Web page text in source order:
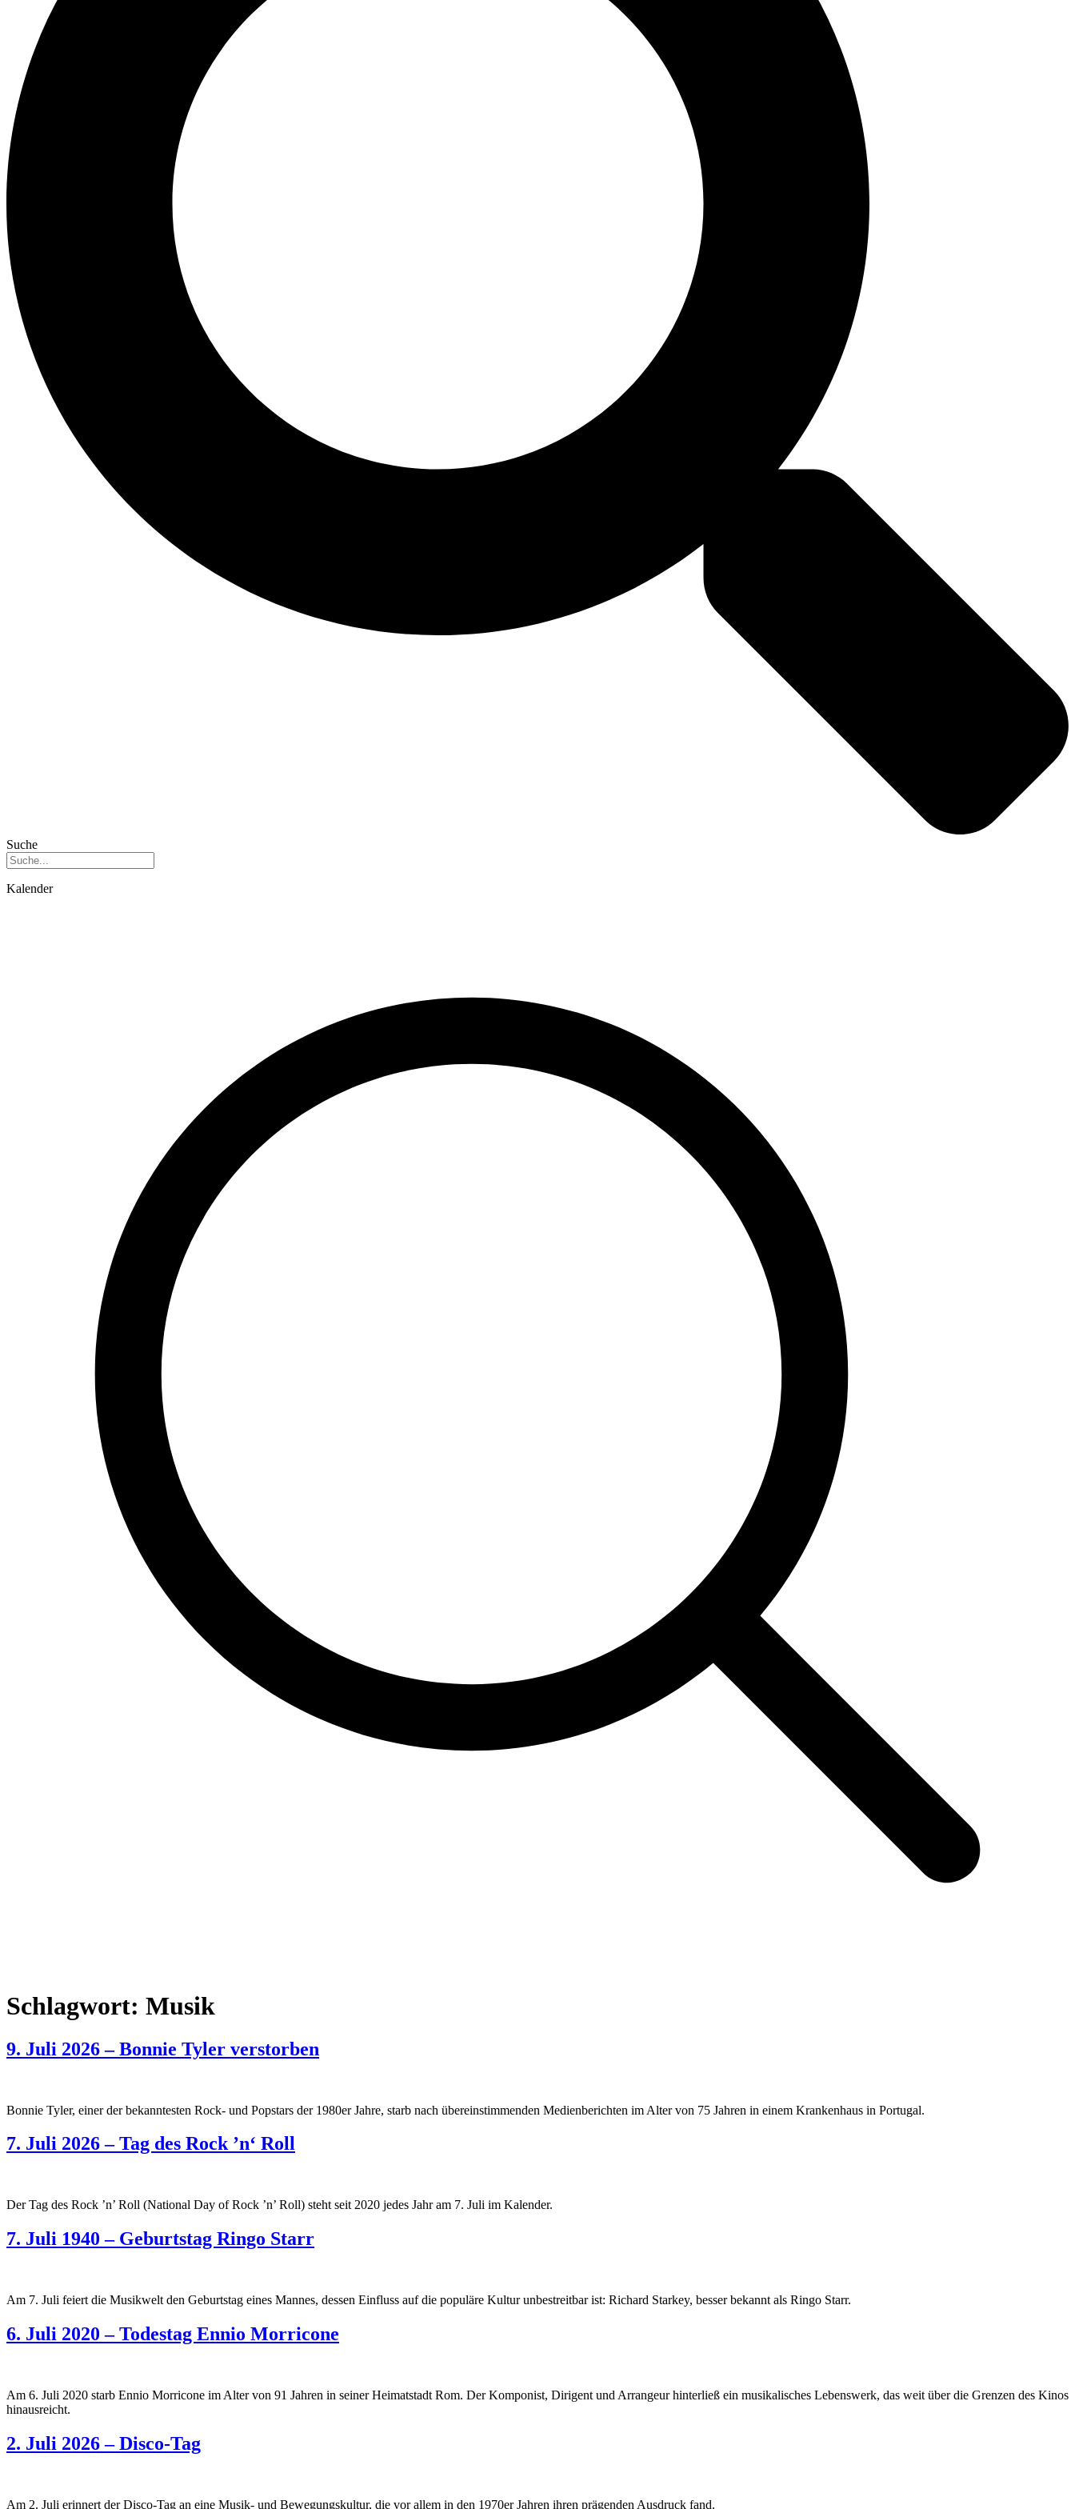
Suche
Kalender
Schlagwort: Musik
9. Juli 2026 – Bonnie Tyler verstorben
Bonnie Tyler, einer der bekanntesten Rock- und Popstars der 1980er Jahre, starb nach übereinstimmenden Medienberichten im Alter von 75 Jahren in einem Krankenhaus in Portugal.
7. Juli 2026 – Tag des Rock ’n‘ Roll
Der Tag des Rock ’n’ Roll (National Day of Rock ’n’ Roll) steht seit 2020 jedes Jahr am 7. Juli im Kalender.
7. Juli 1940 – Geburtstag Ringo Starr
Am 7. Juli feiert die Musikwelt den Geburtstag eines Mannes, dessen Einfluss auf die populäre Kultur unbestreitbar ist: Richard Starkey, besser bekannt als Ringo Starr.
6. Juli 2020 – Todestag Ennio Morricone
Am 6. Juli 2020 starb Ennio Morricone im Alter von 91 Jahren in seiner Heimatstadt Rom. Der Komponist, Dirigent und Arrangeur hinterließ ein musikalisches Lebenswerk, das weit über die Grenzen des Kinos
hinausreicht.
2. Juli 2026 – Disco-Tag
Am 2. Juli erinnert der Disco-Tag an eine Musik- und Bewegungskultur, die vor allem in den 1970er Jahren ihren prägenden Ausdruck fand.